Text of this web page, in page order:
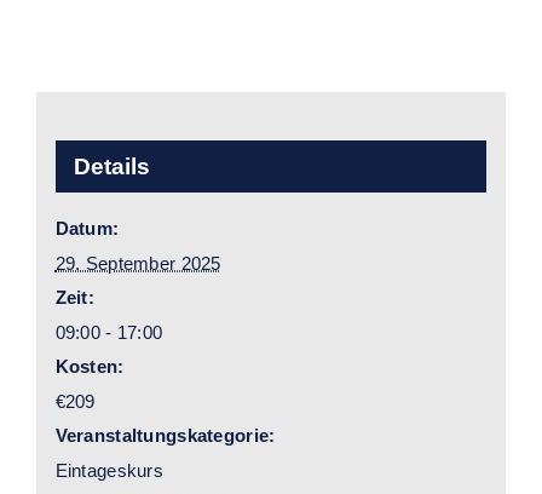
Details
Datum:
29. September 2025
Zeit:
09:00 - 17:00
Kosten:
€209
Veranstaltungskategorie:
Eintageskurs